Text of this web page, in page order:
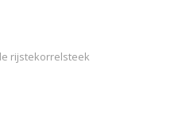
rijstekorrelsteek